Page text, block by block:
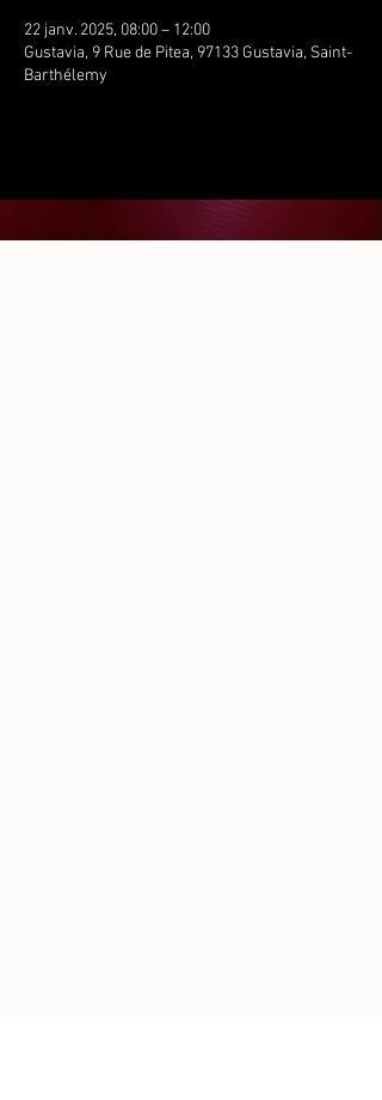
22 janv. 2025, 08:00 – 12:00
Gustavia, 9 Rue de Pitea, 97133 Gustavia, Saint-
Barthélemy